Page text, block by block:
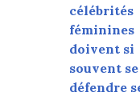
célébrités
féminines
doivent si
souvent se
défendre